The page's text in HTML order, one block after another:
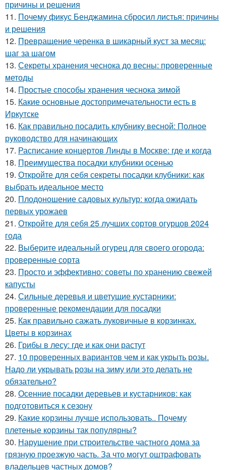
причины и решения
11. Почему фикус Бенджамина сбросил листья: причины
и решения
12. Превращение черенка в шикарный куст за месяц:
шаг за шагом
13. Секреты хранения чеснока до весны: проверенные
методы
14. Простые способы хранения чеснока зимой
15. Какие основные достопримечательности есть в
Иркутске
16. Как правильно посадить клубнику весной: Полное
руководство для начинающих
17. Расписание концертов Линды в Москве: где и когда
18. Преимущества посадки клубники осенью
19. Откройте для себя секреты посадки клубники: как
выбрать идеальное место
20. Плодоношение садовых культур: когда ожидать
первых урожаев
21. Откройте для себя 25 лучших сортов огурцов 2024
года
22. Выберите идеальный огурец для своего огорода:
проверенные сорта
23. Просто и эффективно: советы по хранению свежей
капусты
24. Сильные деревья и цветущие кустарники:
проверенные рекомендации для посадки
25. Как правильно сажать луковичные в корзинках.
Цветы в корзинах
26. Грибы в лесу: где и как они растут
27. 10 проверенных вариантов чем и как укрыть розы.
Надо ли укрывать розы на зиму или это делать не
обязательно?
28. Осенние посадки деревьев и кустарников: как
подготовиться к сезону
29. Какие корзины лучше использовать.. Почему
плетеные корзины так популярны?
30. Нарушение при строительстве частного дома за
грязную проезжую часть. За что могут оштрафовать
владельцев частных домов?